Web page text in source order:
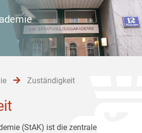
Zuständigkeit
(StAK) ist die zentrale